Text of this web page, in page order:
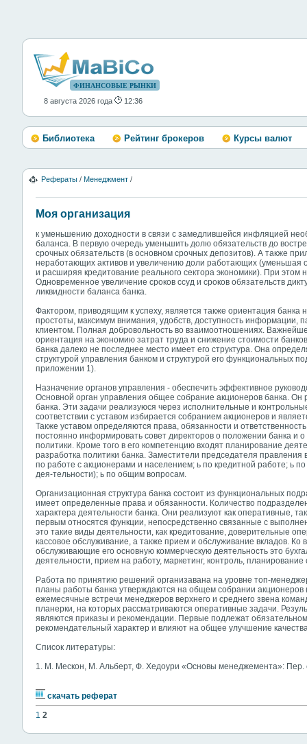
ФИНАНСОВЫЕ РЫНКИ
8 августа 2026 года 12:36
Библиотека Рейтинг брокеров Курсы валют
Рефераты / Менеджмент /
Моя организация
к уменьшению доходности в связи с замедлившейся инфляцией
баланса. В первую очередь уменьшить долю обязательств до
срочных обязательств (в основном срочных депозитов). А также
неработающих активов и увеличению доли работающих (уменьшая
и расширяя кредитование реального сектора экономики). При этом
Одновременное увеличение сроков ссуд и сроков обязательств
ликвидности баланса банка.
Фактором, приводящим к успеху, является также ориентация банка
простоты, максимум внимания, удобств, доступность информации,
клиентом. Полная добровольность во взаимоотношениях.
ориентация на экономию затрат труда и снижение стоимости
банка далеко не последнее место имеет его структура. Она
структурой управления банком и структурой его функциональных
приложении 1).
Назначение органов управления - обеспечить эффективное
Основной орган управления общее собрание акционеров банка. Он
банка. Эти задачи реализуюся через исполнительные и
соответствии с уставом избирается собранием акционеров и
Также уставом определяются права, обязанности и
постоянно информировать совет директоров о положении банка и
политики. Кроме того в его компетенцию входят планирование
разработка политики банка. Заместители председателя правления
по работе с акционерами и населением; ь по кредитной работе; ь
дея-тельности); ь по общим вопросам.
Организационная структура банка состоит из функциональных
имеет определенные права и обязанности. Количество
характера деятельности банка. Они реализуют как оперативные,
первым относятся функции, непосредственно связанные с
это такие виды деятельности, как кредитование, доверительные
кассовое обслуживание, а также прием и обслуживание вкладов.
обслуживающие его основную коммерческую деятельность это
деятельности, прием на работу, маркетинг, контроль,
Работа по принятию решений организавана на уровне топ-
планы работы банка утверждаются на общем собрании акционеров
ежемесячные встречи менеджеров верхнего и среднего звена
планерки, на которых рассматриваются оперативные задачи.
являются приказы и рекомендации. Первые подлежат
рекомендательный характер и влияют на общее улучшение
Список литературы:
1. М. Мескон, М. Альберт, Ф. Хедоури «Основы менеджемента»: Пер.
скачать реферат
1 2